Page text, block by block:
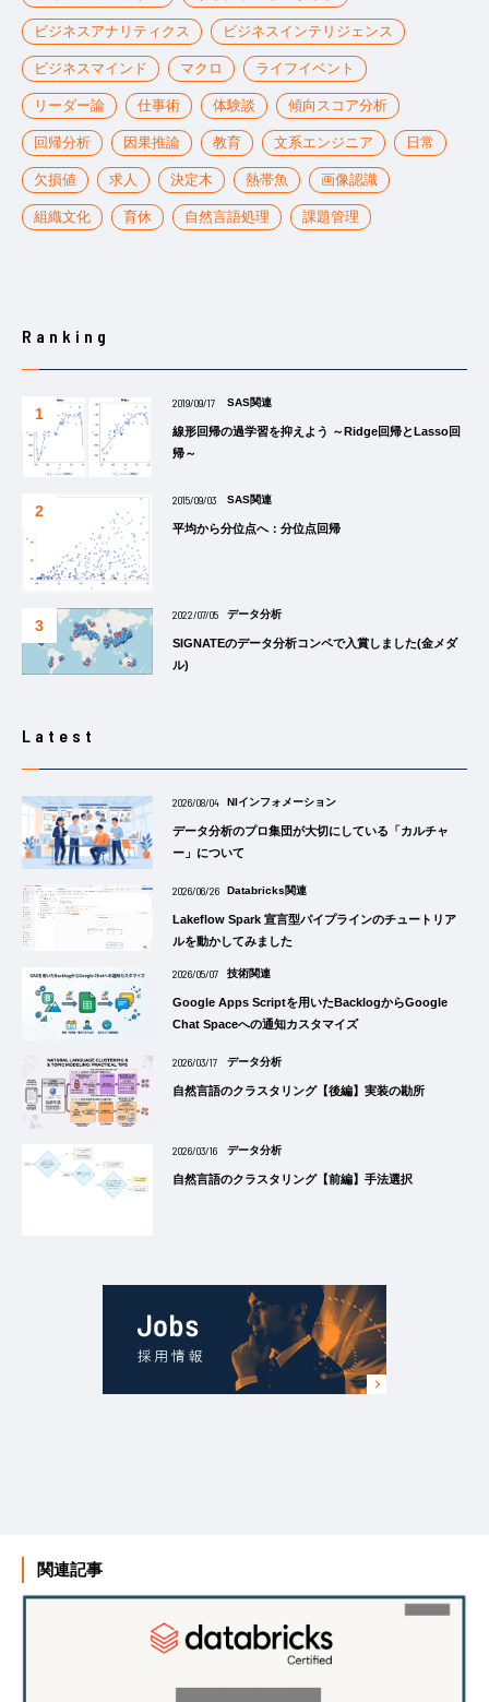
ビジネスアナリティクス ビジネスインテリジェンス
ビジネスマインド マクロ ライフイベント
リーダー論 仕事術 体験談 傾向スコア分析
回帰分析 因果推論 教育 文系エンジニア 日常
欠損値 求人 決定木 熱帯魚 画像認識
組織文化 育休 自然言語処理 課題管理
Ranking
2019/09/17 SAS関連
線形回帰の過学習を抑えよう ～Ridge回帰とLasso回
帰～
2015/09/03 SAS関連
平均から分位点へ：分位点回帰
2022/07/05 データ分析
SIGNATEのデータ分析コンペで入賞しました(金メダ
ル)
Latest
2026/08/04 NIインフォメーション
データ分析のプロ集団が大切にしている「カルチャ
ー」について
2026/06/26 Databricks関連
Lakeflow Spark 宣言型パイプラインのチュートリア
ルを動かしてみました
2026/05/07 技術関連
Google Apps Scriptを用いたBacklogからGoogle
Chat Spaceへの通知カスタマイズ
2026/03/17 データ分析
自然言語のクラスタリング【後編】実装の勘所
2026/03/16 データ分析
自然言語のクラスタリング【前編】手法選択
関連記事